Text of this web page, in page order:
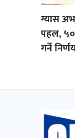
ग्यास
पहल,
गर्ने